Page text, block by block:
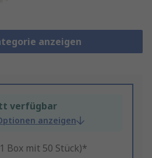
anzeigen
verfügbar
anzeigen
Box mit 50 Stück)*